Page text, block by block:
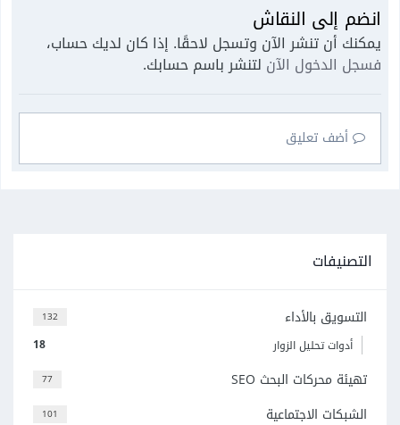
انضم إلى النقاش
يمكنك أن تنشر الآن وتسجل لاحقًا. إذا كان لديك حساب،
فسجل الدخول الآن لتنشر باسم حسابك.
أضف تعليق
التصنيفات
132 التسويق بالأداء
18 أدوات تحليل الزوار
77 تهيئة محركات البحث SEO
101 الشبكات الاجتماعية